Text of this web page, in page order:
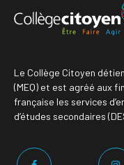
Le Collège Citoyen
(MEQ) et est agréé aux
française les services
d’études secondaires